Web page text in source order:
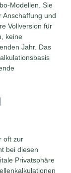
Modellen. Sie
Anschaffung und
Vollversion für
keine
Jahr. Das
oft zur
bei diesen
Privatsphäre